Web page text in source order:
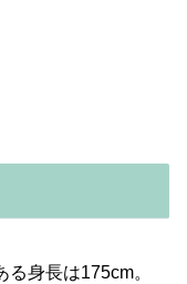
身長は175cm。